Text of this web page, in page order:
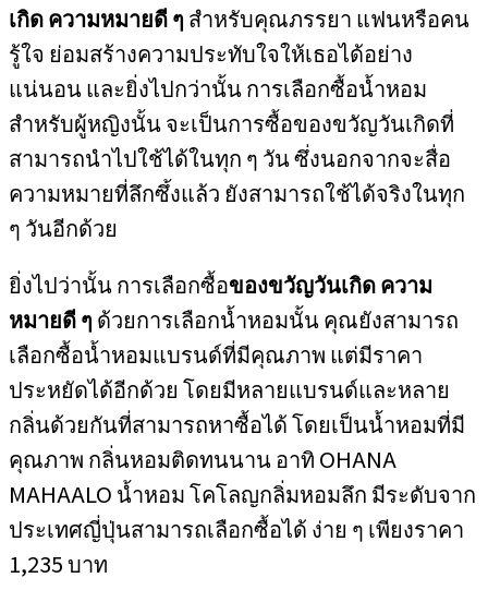
เกิด ความหมายดี ๆ สำหรับคุณภรรยา แฟนหรือคน
รู้ใจ ย่อมสร้างความประทับใจให้เธอได้อย่าง
แน่นอน และยิ่งไปกว่านั้น การเลือกซื้อน้ำหอม
สำหรับผู้หญิงนั้น จะเป็นการซื้อของขวัญวันเกิดที่
สามารถนำไปใช้ได้ในทุก ๆ วัน ซึ่งนอกจากจะสื่อ
ความหมายที่ลึกซึ้งแล้ว ยังสามารถใช้ได้จริงในทุก
ๆ วันอีกด้วย
ยิ่งไปว่านั้น การเลือกซื้อของขวัญวันเกิด ความ
หมายดี ๆ ด้วยการเลือกน้ำหอมนั้น คุณยังสามารถ
เลือกซื้อน้ำหอมแบรนด์ที่มีคุณภาพ แต่มีราคา
ประหยัดได้อีกด้วย โดยมีหลายแบรนด์และหลาย
กลิ่นด้วยกันที่สามารถหาซื้อได้ โดยเป็นน้ำหอมที่มี
คุณภาพ กลิ่นหอมติดทนนาน อาทิ OHANA
MAHAALO น้ำหอม โคโลญกลิ่มหอมลึก มีระดับจาก
ประเทศญี่ปุ่นสามารถเลือกซื้อได้ ง่าย ๆ เพียงราคา
1,235 บาท